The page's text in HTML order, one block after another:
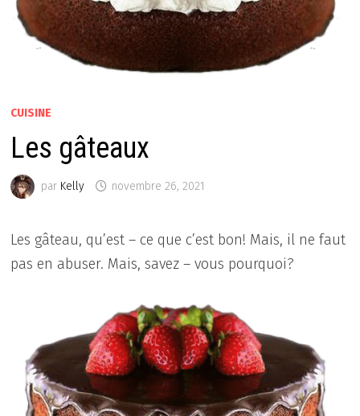
CUISINE
Les gâteaux
par Kelly novembre 26, 2021
Les gâteau, qu’est – ce que c’est bon! Mais, il ne faut
pas en abuser. Mais, savez – vous pourquoi?